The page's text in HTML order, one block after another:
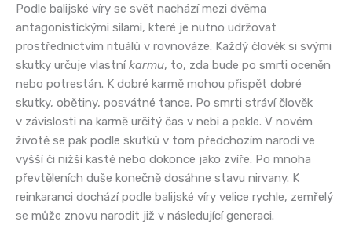
Podle balijské víry se svět nachází mezi dvěma
antagonistickými silami, které je nutno udržovat
prostřednictvím rituálů v rovnováze. Každý člověk si svými
skutky určuje vlastníkarmu, to, zda bude po smrti oceněn
nebo potrestán. K dobré karmě mohou přispět dobré
skutky, obětiny, posvátné tance. Po smrti stráví člověk
v závislosti na karmě určitý čas v nebi a pekle. V novém
životě se pak podle skutků v tom předchozím narodí ve
vyšší či nižší kastě nebo dokonce jako zvíře. Po mnoha
převtěleních duše konečně dosáhne stavu nirvany. K
reinkaranci dochází podle balijské víry velice rychle, zemřelý
se může znovu narodit již v následující generaci.